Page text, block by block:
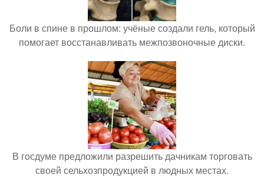
Боли в спине в прошлом: учёные создали гель, который
помогает восстанавливать межпозвоночные диски.
В госдуме предложили разрешить дачникам торговать
своей сельхозпродукцией в людных местах.